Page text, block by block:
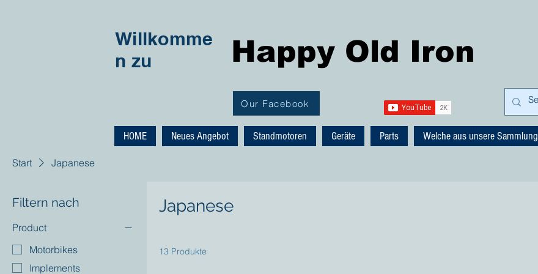
Willkomme
n zu
Happy Old Iron
Our Facebook
HOME Neues Angebot Standmotoren Geräte Parts Welche aus unsere Sammlung
Start Japanese
Filtern nach
Product
Motorbikes
Implements
Japanese
13 Produkte